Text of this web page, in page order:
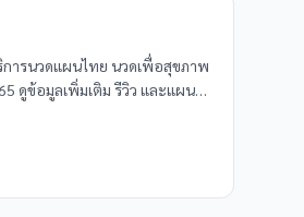
ารนวดแผนไทย นวดเพื่อสุขภาพ
ดูข้อมูลเพิ่มเติม รีวิว และแผนที่